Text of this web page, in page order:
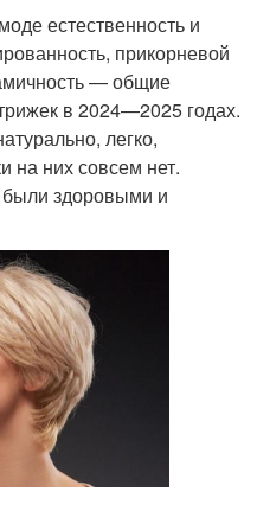
естественность и
прикорневой
— общие
в 2024—2025 годах.
легко,
на них совсем нет.
здоровыми и